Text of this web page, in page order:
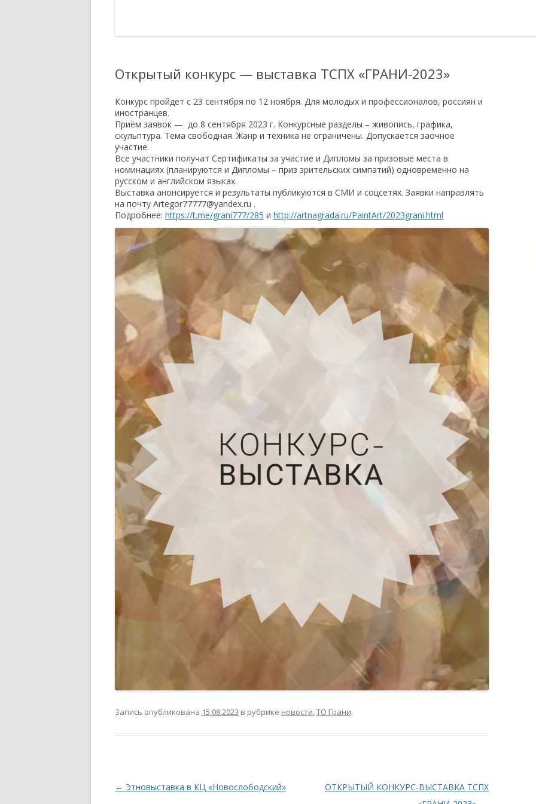
ТСПХ
ОРГАНИЗАЦИИ ПРОВЕДЕНИЯ
ВЫСТАВОЧНЫХ МЕРОПРИЯТИЙ
ТСПХ
ПРАВИЛА УЧАСТИЯ В
ВЫСТАВОЧНО-
ЭКСПОЗИЦИОННЫХ
МЕРОПРИЯТИЯХ ТСПХ
ПОЛОЖЕНИЕ — ПРОВЕДЕНИЯ
МЕРОПРИЯТИЙ ЧЛЕНОВ ТСПХ
ПОД ЭГИДОЙ СОЮЗА.
ПОЛОЖЕНИЕ ОБ УЧАСТИИ
ЧЛЕНОВ ТСПХ В
ЭКСПОЗИЦИОННОМ ПРОЕКТЕ
ПЕРВАЯ ПАЕВАЯ ГАЛЕРЕЯ
ЧЛЕНОВ ТСПХ«ЭЛИЗИУМ» —
ВРЕМЕННО ПРИОСТАНОВЛЕНО
О ВОССТАНОВЛЕНИИ В РЯДАХ
СОЮЗА
СПИСОК НАГРАЖДЕННЫХ
ПОЧЕТНОЙ МЕДАЛЬЮ ТСПХ
Открытый конкурс — выставка ТСПХ «ГРАНИ-2023»
Конкурс пройдет с 23 сентября по 12 ноября. Для молодых и профессионалов, россиян и
иностранцев.
Приём заявок — до 8 сентября 2023 г. Конкурсные разделы – живопись, графика,
скульптура. Тема свободная. Жанр и техника не ограничены. Допускается заочное
участие.
Все участники получат Сертификаты за участие и Дипломы за призовые места в
номинациях (планируются и Дипломы – приз зрительских симпатий) одновременно на
русском и английском языках.
Выставка анонсируется и результаты публикуются в СМИ и соцсетях. Заявки направлять
на почту Artegor77777@yandex.ru .
Подробнее: https://t.me/grani777/285 и http://artnagrada.ru/PaintArt/2023grani.html
Запись опубликована 15.08.2023 в рубрике новости,ТО Грани.
Навигация
← Этновыставка в КЦ «Новослободский»
ОТКРЫТЫЙ КОНКУРС-ВЫСТАВКА ТСПХ